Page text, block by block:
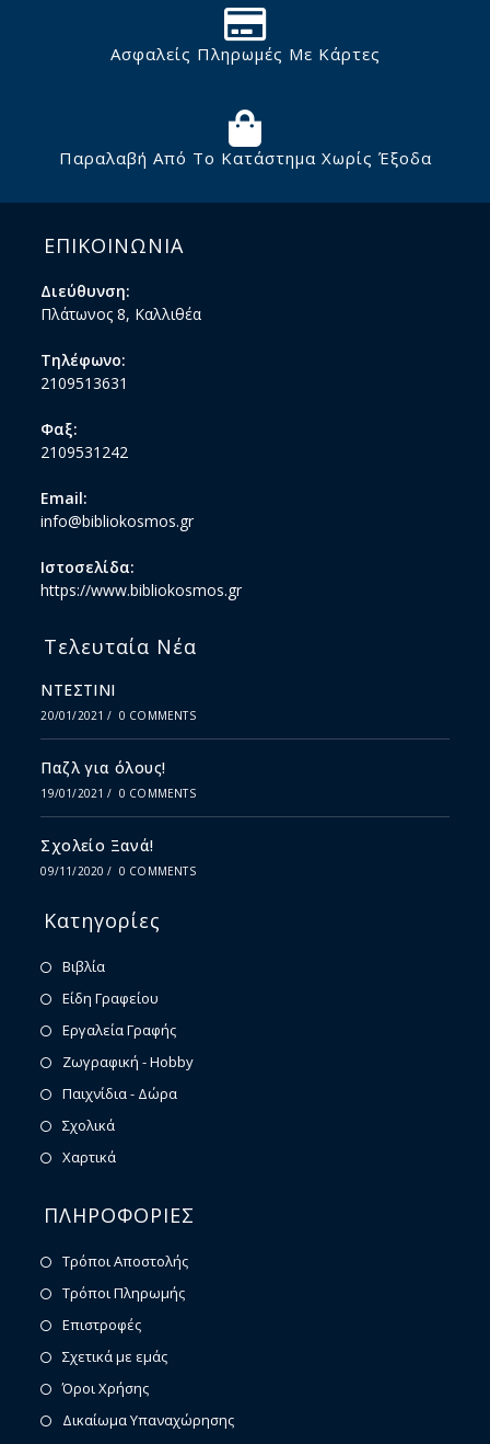
Ασφαλείς Πληρωμές Με Κάρτες
Παραλαβή Από Το Κατάστημα Χωρίς Έξοδα
ΕΠΙΚΟΙΝΩΝΙΑ
Διεύθυνση:
Πλάτωνος 8, Καλλιθέα
Τηλέφωνο:
2109513631
Φαξ:
2109531242
Email:
info@bibliokosmos.gr
Ιστοσελίδα:
https://www.bibliokosmos.gr
Τελευταία Νέα
ΝΤΕΣΤΙΝΙ
20/01/2021 / 0 COMMENTS
Παζλ για όλους!
19/01/2021 / 0 COMMENTS
Σχολείο Ξανά!
09/11/2020 / 0 COMMENTS
Κατηγορίες
Βιβλία
Είδη Γραφείου
Εργαλεία Γραφής
Ζωγραφική - Hobby
Παιχνίδια - Δώρα
Σχολικά
Χαρτικά
ΠΛΗΡΟΦΟΡΙΕΣ
Τρόποι Αποστολής
Τρόποι Πληρωμής
Επιστροφές
Σχετικά με εμάς
Όροι Χρήσης
Δικαίωμα Υπαναχώρησης